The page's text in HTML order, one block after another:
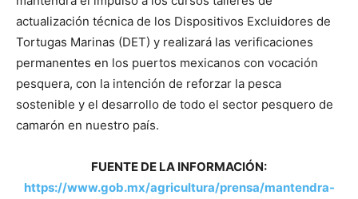
actualización técnica de los Dispositivos Excluidores de
Tortugas Marinas (DET) y realizará las verificaciones
permanentes en los puertos mexicanos con vocación
pesquera, con la intención de reforzar la pesca
sostenible y el desarrollo de todo el sector pesquero de
camarón en nuestro país.
FUENTE DE LA INFORMACIÓN:
https://www.gob.mx/agricultura/prensa/mantendra-